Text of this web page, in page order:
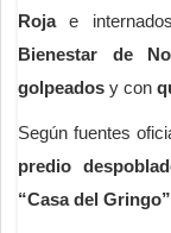
Rojae
Bienestar de
golpeados y con
Según fuentes
predio
“Casa del Gringo”